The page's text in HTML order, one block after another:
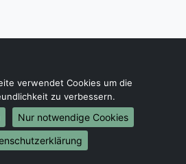
nach Belarus
nach Belgien
nach Bulgarien
nach Dänemark
verwendet Cookies um die
zu verbessern.
Nur notwendige Cookies